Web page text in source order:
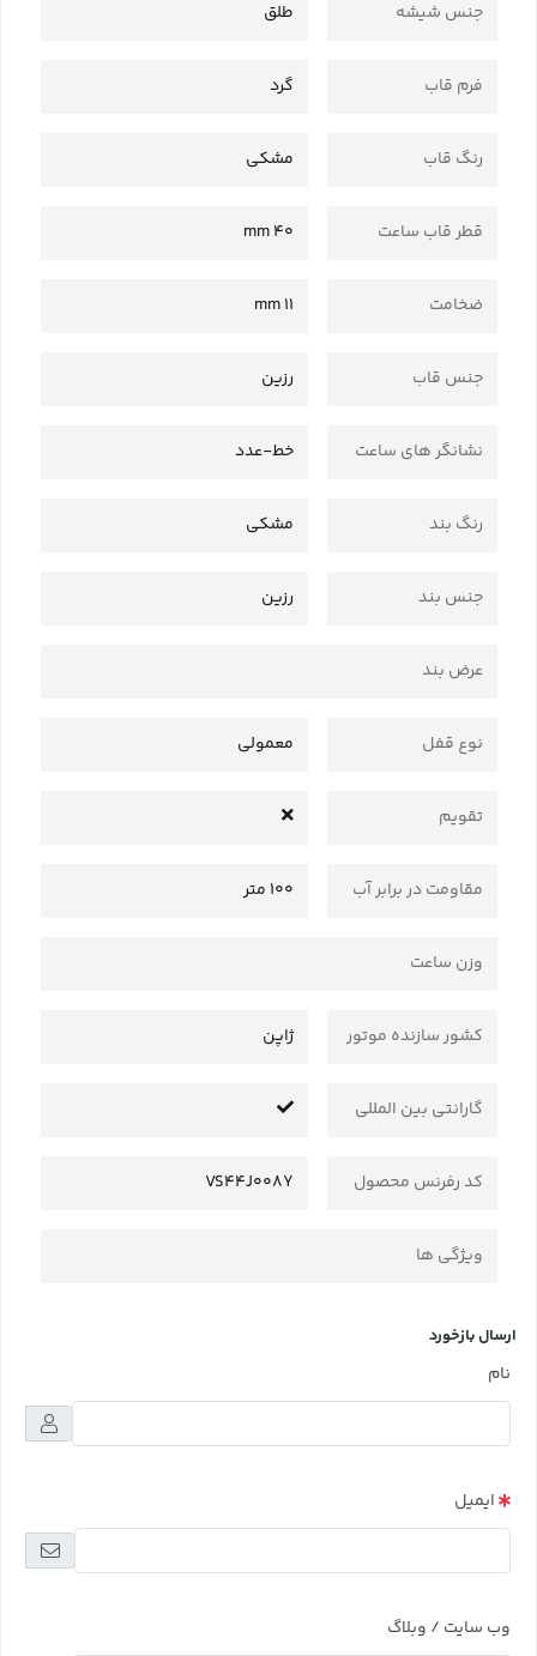
جنس شیشه طلق
فرم قاب گرد
رنگ قاب مشکی
قطر قاب ساعت 40 mm
ضخامت 11 mm
جنس قاب رزین
نشانگر های ساعت خط-عدد
رنگ بند مشکی
جنس بند رزین
عرض بند
نوع قفل معمولی
تقویم
مقاومت در برابر آب 100 متر
وزن ساعت
کشور سازنده موتور ژاپن
گارانتی بین المللی
کد رفرنس محصول VS44J008Y
ویژگی ها
ارسال بازخورد
نام
ایمیل
وب سایت / وبلاگ